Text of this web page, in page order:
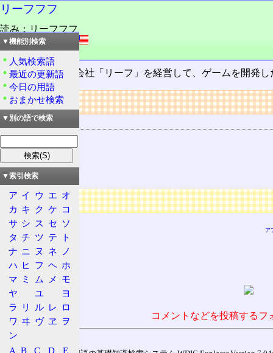
リーフフフ
読み：リーフフフ
外語：Leafff
品詞：商品名
仮想のエロゲー会社「リーフ」を経営して、ゲームを開発
リンク
関連する用語
Leaf
セガガガ
プラララ
広告
ア
コメントなどを投稿する
▼機能別検索
人気検索語
最近の更新語
今日の用語
おまかせ検索
▼別の語で検索
▼索引検索
ア イ ウ エ オ
カ キ ク ケ コ
サ シ ス セ ソ
タ チ ツ テ
ト
ナ ニ ヌ ネ
ノ
ハ ヒ フ ヘ ホ
マ ミ ム メ
モ
ヤ
ユ
ヨ
ラ
リ ル レ ロ
ワ ヰ ヴ ヱ
ヲ
ン
A B C D
E